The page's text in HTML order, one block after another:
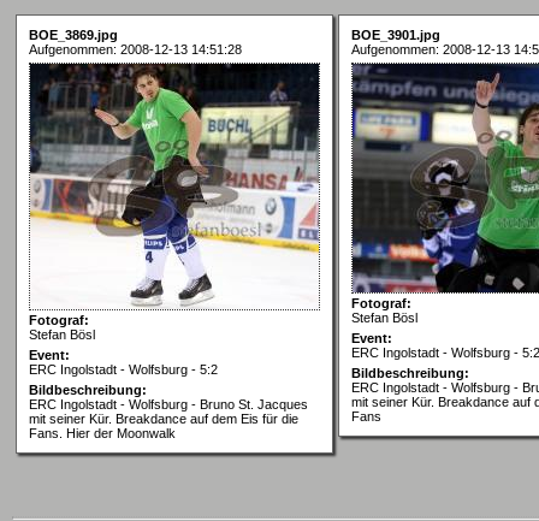
BOE_3869.jpg
Aufgenommen: 2008-12-13 14:51:28
Fotograf:
Stefan Bösl
Event:
ERC Ingolstadt - Wolfsburg - 5:2
Bildbeschreibung:
ERC Ingolstadt - Wolfsburg - Bruno St. Jacques
mit seiner Kür. Breakdance auf dem Eis für die
Fans. Hier der Moonwalk
BOE_3901.jpg
Aufgenommen: 2008-12-13
Fotograf:
Stefan Bösl
Event:
ERC Ingolstadt - Wolfsburg - 5:2
Bildbeschreibung:
ERC Ingolstadt - Wolfsburg -
mit seiner Kür. Breakdance auf
Fans